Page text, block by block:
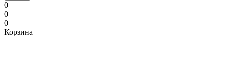
0
0
0
Корзина